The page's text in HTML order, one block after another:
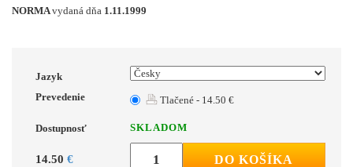
NORMAvydaná dňa 1.11.1999
Jazyk
Prevedenie
Tlačené - 14.50 €
Dostupnosť SKLADOM
14.50 € DO KOŠÍKA